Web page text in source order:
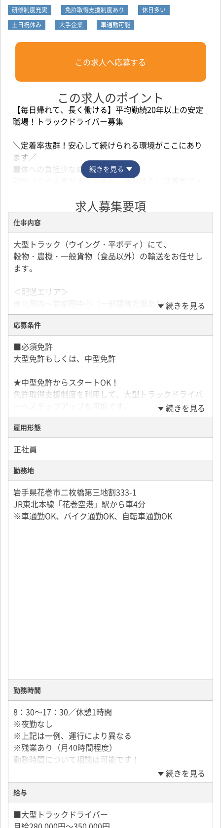
研修制度充実
免許取得支援制度あり
休日多い
土日祝休み
大手企業 車通勤可能
この求人へ応募する
この求人のポイント
【毎日帰れて、長く働ける】平均勤続20年以上の安定
職場！トラックドライバー募集
＼定着率抜群！安心して続けられる環境がここにあり
ます／
■体への負担少なめ！
荷物はやや重量がありますが、積み降ろしは基本フォ
■安全装備も充実！
エアサス・バックモニター・ドライブレコーダー完備
で、安心して運転に集中できます。
■お休みしっかり！
週休2日制（土日祝休み）＋年3回の大型連休あり。プ
ライベートも大切にできます。
気さくで穏やかな職場の雰囲気と、安定した仕事量。
勤続20年以上の社員も多数在籍！
続きを見る
求人募集要項
仕事内容
大型トラック（ウイング・平ボディ）にて、
穀物・農機・一般貨物（食品以外）の輸送をお任せし
ます。
＜配送エリア＞
東北圏内～首都圏中心（一部関西方面あり）
＜配送件数＞
1日1～4件（中型は3～6件）
＜荷姿＞
＜積み込み方法＞
一部、20～30kg程度の手積み・手降ろしもあります
が、
女性ドライバーの場合は無理のない範囲で配慮してい
ます。
★中型車はフレコンなし・一般貨物・農機輸送メイン
★不定期ルート（一部固定あり）でもナビ完備で安
心！
続きを見る
応募条件
■必須免許
大型免許もしくは、中型免許
★中型免許からスタートOK！
免許取得支援制度を利用して、大型トラックドライバ
■歓迎
フォークリフト免許
※55歳未満の方（定年のため）
55歳以上の方は嘱託契約が可能
詳しくはお問い合わせください！
・未経験歓迎、経験者歓迎
続きを見る
雇用形態
正社員
勤務地
岩手県花巻市二枚橋第三地割333-1
JR東北本線「花巻空港」駅から車4分
※車通勤OK、バイク通勤OK、自転車通勤OK
勤務時間
8：30～17：30／休憩1時間
※夜勤なし
※上記は一例、運行により異なる
※残業あり（月40時間程度）
勤務時間について相談は可能です！
続きを見る
給与
■大型トラックドライバー